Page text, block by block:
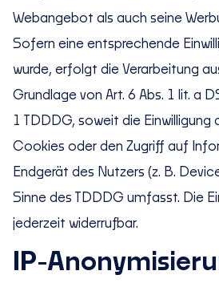
Webangebot als auch seine
Sofern eine entsprechende
wurde, erfolgt die Verarbeitung
Grundlage von Art. 6 Abs. 1 lit. a
1 TDDDG, soweit die Einwilligung
Cookies oder den Zugriff auf
Endgerät des Nutzers (z. B.
Sinne des TDDDG umfasst. Die
jederzeit widerrufbar.
IP-